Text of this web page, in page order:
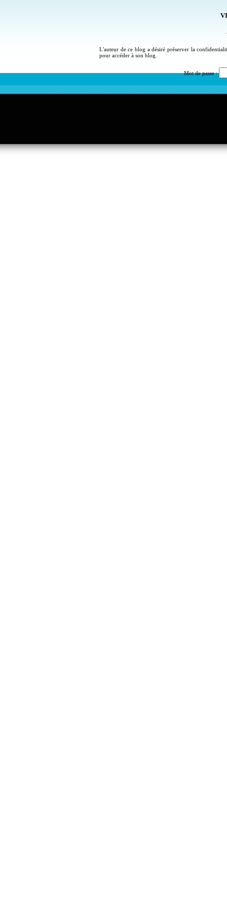
L'auteur de ce blog a désiré préserver la
pour accéder à son blog.
Mot de passe :